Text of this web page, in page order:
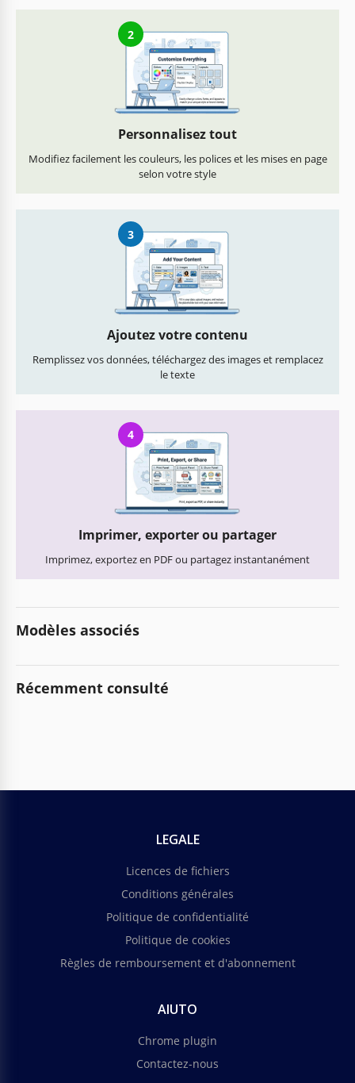
2
Personnalisez tout
Modifiez facilement les couleurs, les polices et les mises en page
selon votre style
3
Ajoutez votre contenu
Remplissez vos données, téléchargez des images et remplacez
le texte
4
Imprimer, exporter ou partager
Imprimez, exportez en PDF ou partagez instantanément
Modèles associés
Récemment consulté
LEGALE
Licences de fichiers
Conditions générales
Politique de confidentialité
Politique de cookies
Règles de remboursement et d'abonnement
AIUTO
Chrome plugin
Contactez-nous